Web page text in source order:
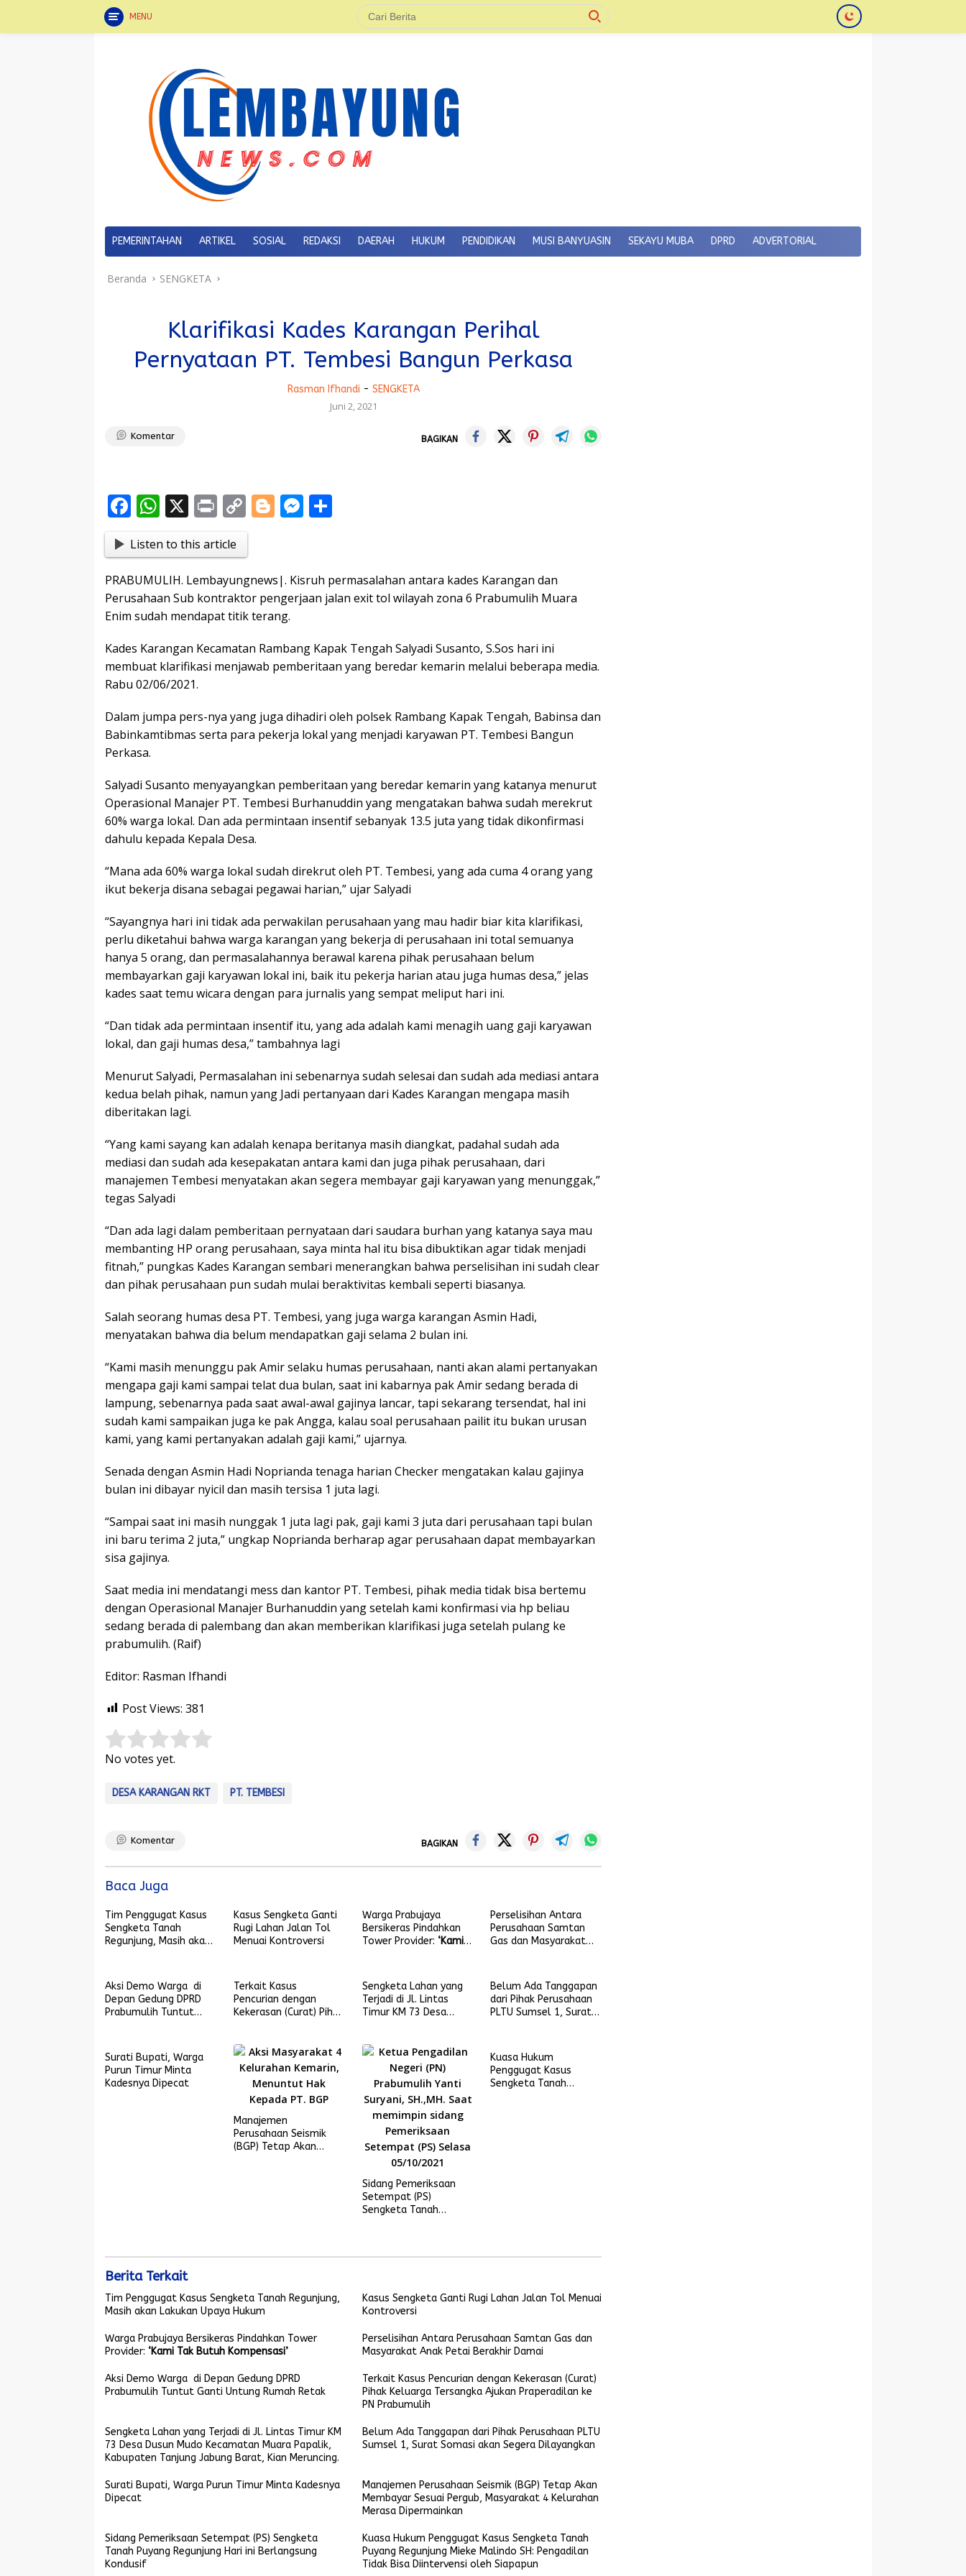
MENU
PEMERINTAHAN ARTIKEL SOSIAL REDAKSI DAERAH HUKUM PENDIDIKAN MUSI BANYUASIN SEKAYU MUBA DPRD ADVERTORIAL
Beranda SENGKETA
Klarifikasi Kades Karangan Perihal
Pernyataan PT. Tembesi Bangun Perkasa
Rasman Ifhandi - SENGKETA
Juni 2, 2021
Komentar BAGIKAN
F
e
b
o
o
k
W
at
s
A
p
p
X Pr
t
C
o
p
y
Li
n
k
Bl
g
er
M
e
n
er
e
Listen to this article
PRABUMULIH. Lembayungnews|. Kisruh permasalahan antara kades Karangan dan
Perusahaan Sub kontraktor pengerjaan jalan exit tol wilayah zona 6 Prabumulih Muara
Enim sudah mendapat titik terang.
Kades Karangan Kecamatan Rambang Kapak Tengah Salyadi Susanto, S.Sos hari ini
membuat klarifikasi menjawab pemberitaan yang beredar kemarin melalui beberapa media.
Rabu 02/06/2021.
Dalam jumpa pers-nya yang juga dihadiri oleh polsek Rambang Kapak Tengah, Babinsa dan
Babinkamtibmas serta para pekerja lokal yang menjadi karyawan PT. Tembesi Bangun
Perkasa.
Salyadi Susanto menyayangkan pemberitaan yang beredar kemarin yang katanya menurut
Operasional Manajer PT. Tembesi Burhanuddin yang mengatakan bahwa sudah merekrut
60% warga lokal. Dan ada permintaan insentif sebanyak 13.5 juta yang tidak dikonfirmasi
dahulu kepada Kepala Desa.
“Mana ada 60% warga lokal sudah direkrut oleh PT. Tembesi, yang ada cuma 4 orang yang
ikut bekerja disana sebagai pegawai harian,” ujar Salyadi
“Sayangnya hari ini tidak ada perwakilan perusahaan yang mau hadir biar kita klarifikasi,
perlu diketahui bahwa warga karangan yang bekerja di perusahaan ini total semuanya
hanya 5 orang, dan permasalahannya berawal karena pihak perusahaan belum
membayarkan gaji karyawan lokal ini, baik itu pekerja harian atau juga humas desa,” jelas
kades saat temu wicara dengan para jurnalis yang sempat meliput hari ini.
“Dan tidak ada permintaan insentif itu, yang ada adalah kami menagih uang gaji karyawan
lokal, dan gaji humas desa,” tambahnya lagi
Menurut Salyadi, Permasalahan ini sebenarnya sudah selesai dan sudah ada mediasi antara
kedua belah pihak, namun yang Jadi pertanyaan dari Kades Karangan mengapa masih
diberitakan lagi.
“Yang kami sayang kan adalah kenapa beritanya masih diangkat, padahal sudah ada
mediasi dan sudah ada kesepakatan antara kami dan juga pihak perusahaan, dari
manajemen Tembesi menyatakan akan segera membayar gaji karyawan yang menunggak,”
tegas Salyadi
“Dan ada lagi dalam pemberitaan pernyataan dari saudara burhan yang katanya saya mau
membanting HP orang perusahaan, saya minta hal itu bisa dibuktikan agar tidak menjadi
fitnah,” pungkas Kades Karangan sembari menerangkan bahwa perselisihan ini sudah clear
dan pihak perusahaan pun sudah mulai beraktivitas kembali seperti biasanya.
Salah seorang humas desa PT. Tembesi, yang juga warga karangan Asmin Hadi,
menyatakan bahwa dia belum mendapatkan gaji selama 2 bulan ini.
“Kami masih menunggu pak Amir selaku humas perusahaan, nanti akan alami pertanyakan
mengapa gaji kami sampai telat dua bulan, saat ini kabarnya pak Amir sedang berada di
lampung, sebenarnya pada saat awal-awal gajinya lancar, tapi sekarang tersendat, hal ini
sudah kami sampaikan juga ke pak Angga, kalau soal perusahaan pailit itu bukan urusan
kami, yang kami pertanyakan adalah gaji kami,” ujarnya.
Senada dengan Asmin Hadi Noprianda tenaga harian Checker mengatakan kalau gajinya
bulan ini dibayar nyicil dan masih tersisa 1 juta lagi.
“Sampai saat ini masih nunggak 1 juta lagi pak, gaji kami 3 juta dari perusahaan tapi bulan
ini baru terima 2 juta,” ungkap Noprianda berharap agar perusahaan dapat membayarkan
sisa gajinya.
Saat media ini mendatangi mess dan kantor PT. Tembesi, pihak media tidak bisa bertemu
dengan Operasional Manajer Burhanuddin yang setelah kami konfirmasi via hp beliau
sedang berada di palembang dan akan memberikan klarifikasi juga setelah pulang ke
prabumulih. (Raif)
Editor: Rasman Ifhandi
Post Views: 381
Rate this item:
No votes yet.
DESA KARANGAN RKT PT. TEMBESI
Komentar BAGIKAN
Baca Juga
Tim Penggugat Kasus
Sengketa Tanah
Regunjung, Masih akan
Kasus Sengketa Ganti
Rugi Lahan Jalan Tol
Menuai Kontroversi
Warga Prabujaya
Bersikeras Pindahkan
Tower Provider: ‘Kami
Perselisihan Antara
Perusahaan Samtan
Gas dan Masyarakat
Aksi Demo Warga di
Depan Gedung DPRD
Prabumulih Tuntut
Terkait Kasus
Pencurian dengan
Kekerasan (Curat) Pihak
PN Prabumulih
Sengketa Lahan yang
Terjadi di Jl. Lintas
Timur KM 73 Desa
Papalik, Kabupaten
Tanjung Jabung Barat,
Kian Meruncing.
Belum Ada Tanggapan
dari Pihak Perusahaan
PLTU Sumsel 1, Surat
Surati Bupati, Warga
Purun Timur Minta
Kadesnya Dipecat
Manajemen
Perusahaan Seismik
(BGP) Tetap Akan
Sidang Pemeriksaan
Setempat (PS)
Sengketa Tanah
Kuasa Hukum
Penggugat Kasus
Sengketa Tanah
Berita Terkait
Tim Penggugat Kasus Sengketa Tanah Regunjung,
Masih akan Lakukan Upaya Hukum
Kasus Sengketa Ganti Rugi Lahan Jalan Tol Menuai
Kontroversi
Warga Prabujaya Bersikeras Pindahkan Tower
Provider: ‘Kami Tak Butuh Kompensasi’
Perselisihan Antara Perusahaan Samtan Gas dan
Masyarakat Anak Petai Berakhir Damai
Aksi Demo Warga di Depan Gedung DPRD
Prabumulih Tuntut Ganti Untung Rumah Retak
Terkait Kasus Pencurian dengan Kekerasan (Curat)
Pihak Keluarga Tersangka Ajukan Praperadilan ke
PN Prabumulih
Sengketa Lahan yang Terjadi di Jl. Lintas Timur KM
73 Desa Dusun Mudo Kecamatan Muara Papalik,
Kabupaten Tanjung Jabung Barat, Kian Meruncing.
Belum Ada Tanggapan dari Pihak Perusahaan PLTU
Sumsel 1, Surat Somasi akan Segera Dilayangkan
Surati Bupati, Warga Purun Timur Minta Kadesnya
Dipecat
Manajemen Perusahaan Seismik (BGP) Tetap Akan
Membayar Sesuai Pergub, Masyarakat 4 Kelurahan
Merasa Dipermainkan
Sidang Pemeriksaan Setempat (PS) Sengketa
Tanah Puyang Regunjung Hari ini Berlangsung
Kondusif
Kuasa Hukum Penggugat Kasus Sengketa Tanah
Puyang Regunjung Mieke Malindo SH: Pengadilan
Tidak Bisa Diintervensi oleh Siapapun